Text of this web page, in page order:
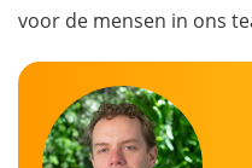
voor de mensen in ons